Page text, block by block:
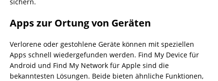
Apps zur Ortung von Geräten
Verlorene oder gestohlene Geräte können mit speziellen
Apps schnell wiedergefunden werden. Find My Device für
Android und Find My Network für Apple sind die
bekanntesten Lösungen. Beide bieten ähnliche Funktionen,